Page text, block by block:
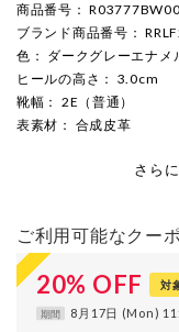
商品番号 ：
ブランド商品番号 ：
色 ： ダークグレーエナメ
ヒールの高さ ： 3.0cm
靴幅 ： 2E（普通）
表素材 ： 合成皮革
さら
ご利用可能なクー
20% OFF 対
期間 8月17日 (Mon)